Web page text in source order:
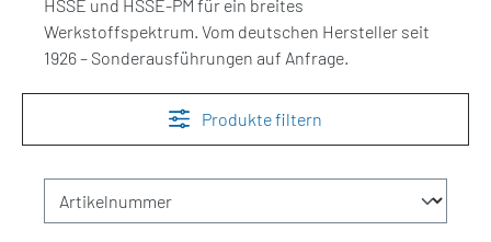
HSSE und HSSE-PM für ein breites
Werkstoffspektrum. Vom deutschen Hersteller seit
1926 – Sonderausführungen auf Anfrage.
Produkte filtern